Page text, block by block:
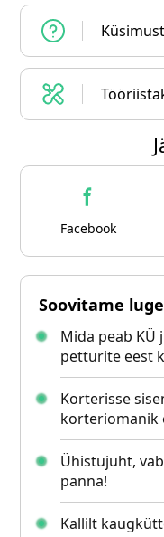
Facebook
Soovitame
Mida peab KÜ
petturite eest
Korterisse
korteriomanik
Ühistujuht,
panna!
Kallilt